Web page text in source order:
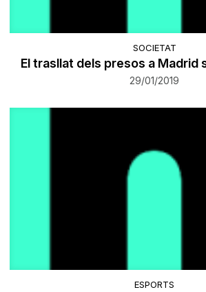
SOCIETAT
El trasllat dels presos a Madrid
29/01/2019
ESPORTS